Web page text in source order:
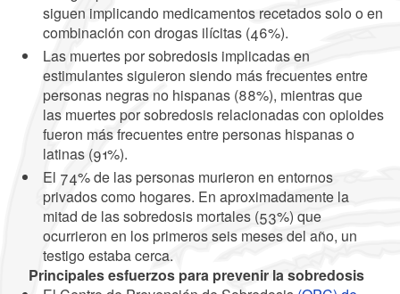
siguen implicando medicamentos recetados solo o en
combinación con drogas ilícitas (46%).
Las muertes por sobredosis implicadas en
estimulantes siguieron siendo más frecuentes entre
personas negras no hispanas (88%), mientras que
las muertes por sobredosis relacionadas con opioides
fueron más frecuentes entre personas hispanas o
latinas (91%).
El 74% de las personas murieron en entornos
privados como hogares. En aproximadamente la
mitad de las sobredosis mortales (53%) que
ocurrieron en los primeros seis meses del año, un
testigo estaba cerca.
Principales esfuerzos para prevenir la sobredosis